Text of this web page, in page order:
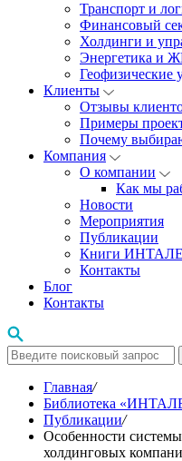
Транспорт и
Финансовый
Холдинги и
Энергетика и
Геофизические
Клиенты
Отзывы
Примеры
Почему
Компания
О компании
Как мы
Новости
Мероприятия
Публикации
Книги
Контакты
Блог
Контакты
Главная/
Библиотека
Публикации/
Особенности
холдинговых